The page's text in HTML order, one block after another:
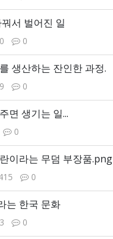
서 벌어진 일
0
생산하는 잔인한 과정.
0
면 생기는 일...
0
이라는 무덤 부장품.png
0
는 한국 문화
0